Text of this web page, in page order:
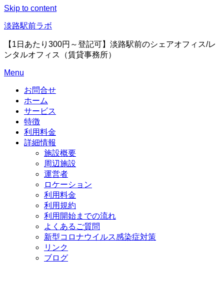
Skip to content
淡路駅前ラボ
【1日あたり300円～登記可】淡路駅前のシェアオフィス/レ
ンタルオフィス（賃貸事務所）
Menu
お問合せ
ホーム
サービス
特徴
利用料金
詳細情報
施設概要
周辺施設
運営者
ロケーション
利用料金
利用規約
利用開始までの流れ
よくあるご質問
新型コロナウイルス感染症対策
リンク
ブログ